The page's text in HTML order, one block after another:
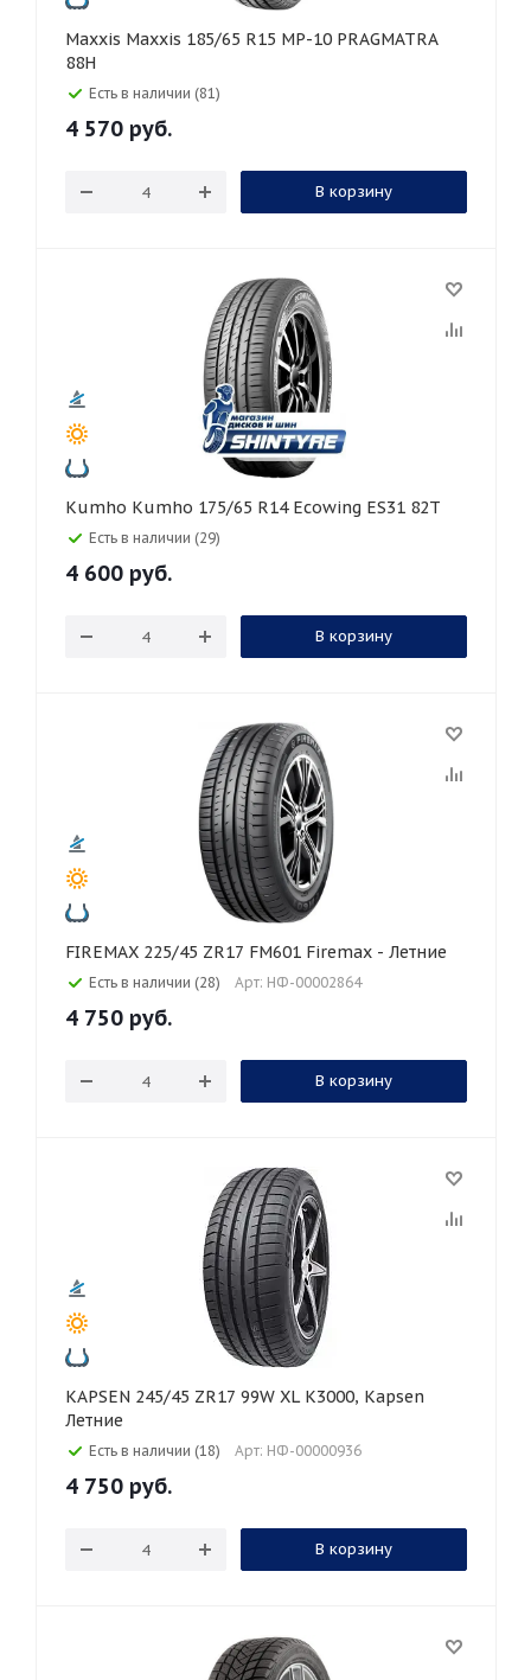
Maxxis Maxxis 185/65 R15 MP-10 PRAGMATRA
88H
Есть в наличии (81)
4 570 руб.
В корзину
Kumho Kumho 175/65 R14 Ecowing ES31 82T
Есть в наличии (29)
4 600 руб.
В корзину
FIREMAX 225/45 ZR17 FM601 Firemax - Летние
Есть в наличии (28) Арт: НФ-00002864
4 750 руб.
В корзину
KAPSEN 245/45 ZR17 99W XL K3000, Kapsen
Летние
Есть в наличии (18) Арт: НФ-00000936
4 750 руб.
В корзину